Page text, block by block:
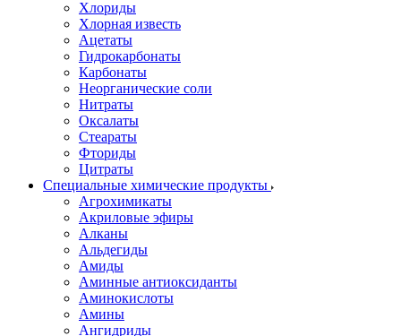
Хлориды
Хлорная известь
Ацетаты
Гидрокарбонаты
Карбонаты
Неорганические соли
Нитраты
Оксалаты
Стеараты
Фториды
Цитраты
Специальные химические продукты
Агрохимикаты
Акриловые эфиры
Алканы
Альдегиды
Амиды
Аминные антиоксиданты
Аминокислоты
Амины
Ангидриды